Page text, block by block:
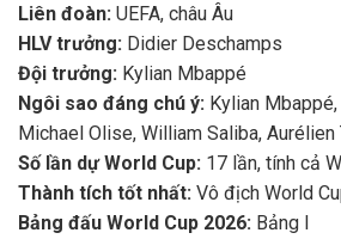
Liên đoàn: UEFA, châu Âu
HLV trưởng: Didier Deschamps
Đội trưởng: Kylian Mbappé
Ngôi sao đáng chú ý: Kylian
Michael Olise, William Saliba, Aurélien
Số lần dự World Cup: 17 lần, tính cả
Thành tích tốt nhất: Vô địch World
Bảng đấu World Cup 2026: Bảng I